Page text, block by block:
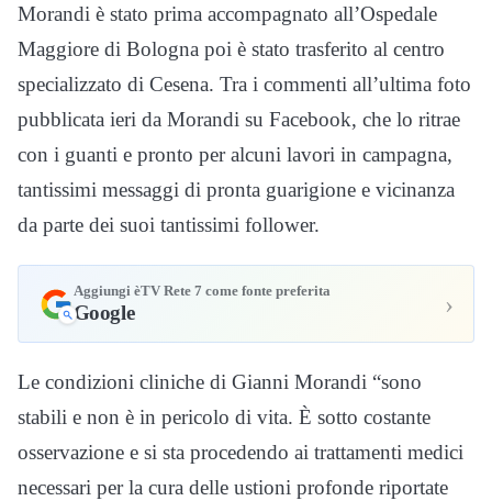
Morandi è stato prima accompagnato all’Ospedale
Maggiore di Bologna poi è stato trasferito al centro
specializzato di Cesena. Tra i commenti all’ultima foto
pubblicata ieri da Morandi su Facebook, che lo ritrae
con i guanti e pronto per alcuni lavori in campagna,
tantissimi messaggi di pronta guarigione e vicinanza
da parte dei suoi tantissimi follower.
Aggiungi èTV Rete 7 come fonte preferita
Google ›
Le condizioni cliniche di Gianni Morandi “sono
stabili e non è in pericolo di vita. È sotto costante
osservazione e si sta procedendo ai trattamenti medici
necessari per la cura delle ustioni profonde riportate